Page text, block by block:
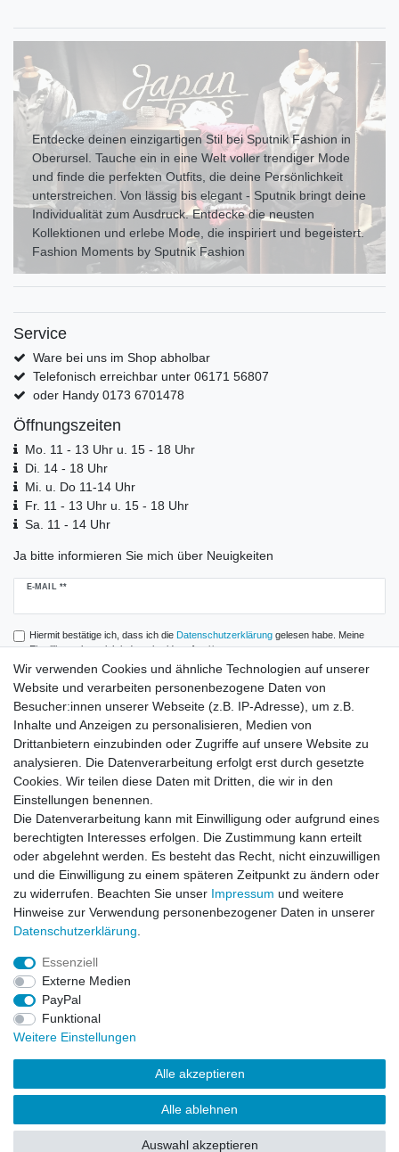
Entdecke deinen einzigartigen Stil bei Sputnik Fashion in
Oberursel. Tauche ein in eine Welt voller trendiger Mode
und finde die perfekten Outfits, die deine Persönlichkeit
unterstreichen. Von lässig bis elegant - Sputnik bringt deine
Individualität zum Ausdr uck. Entdecke die neusten
Kollektionen und erlebe Mode, die inspiriert und begeistert.
Fashion Moments by Sputnik Fashion
Service
Ware bei uns im Shop abholbar
Telefonisch erreichbar unter 06171 56807
oder Handy 0173 6701478
Öffnungszeiten
Mo. 11 - 13 Uhr u. 15 - 18 Uhr
Di. 14 - 18 Uhr
Mi. u. Do 11-14 Uhr
Fr. 11 - 13 Uhr u. 15 - 18 Uhr
Sa. 11 - 14 Uhr
Ja bitte informieren Sie mich über Neuigkeiten
E-MAIL **
Newsletter
Hiermit bestätige ich, dass ich die Daten­schutz­erklärunggelesen habe. Meine
Einwilligung kann ich jederzeit widerrufen.**
Abonnieren
** Hierbei handelt es sich um ein Pflichtfeld.
Zahlung und Versand
Impressum
Vertrag widerrufen
Wir verwenden Cookies und ähnliche Technologien auf unserer
Website und verarbeiten personenbezogene Daten von
Besucher:innen unserer Webseite (z.B. IP-Adresse), um z.B.
Inhalte und Anzeigen zu personalisieren, Medien von
Drittanbietern einzubinden oder Zugriffe auf unsere Website zu
analysieren. Die Datenverarbeitung erfolgt erst durch gesetzte
Cookies. Wir teilen diese Daten mit Dritten, die wir in den
Einstellungen benennen.
Die Datenverarbeitung kann mit Einwilligung oder aufgrund eines
berechtigten Interesses erfolgen. Die Zustimmung kann erteilt
oder abgelehnt werden. Es besteht das Recht, nicht einzuwilligen
und die Einwilligung zu einem späteren Zeitpunkt zu ändern oder
zu widerrufen. Beachten Sie unser Impressum und weitere
Hinweise zur Verwendung personenbezogener Daten in unserer
Daten­schutz­erklärung
Essenziell
Externe Medien
PayPal
Funktional
Weitere Einstellungen
Alle akzeptieren
Alle ablehnen
Auswahl akzeptieren